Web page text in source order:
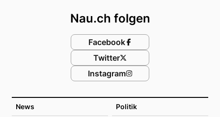
News Politik
Nau.ch folgen
Facebook
Twitter
Instagram